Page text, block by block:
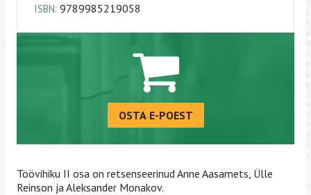
ISBN: 9789985219058
OSTA E-POEST
Töövihiku II osa on retsenseerinud Anne Aasamets, Ülle
Reinson ja Aleksander Monakov.